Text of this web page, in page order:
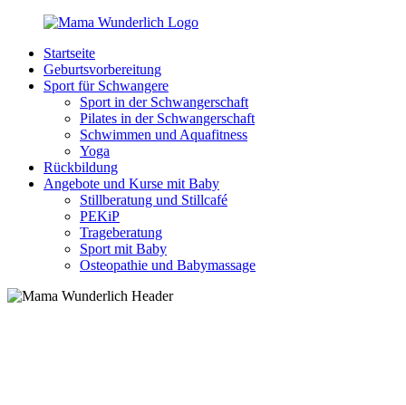
Zurück
Inhalt
MamaWunderlich.de
Mutti
sein
wunderbar!
Startseite
Geburtsvorbereitung
Sport für Schwangere
Sport in der Schwangerschaft
Pilates in der Schwangerschaft
Schwimmen und Aquafitness
Yoga
Rückbildung
Angebote und Kurse mit Baby
Stillberatung und Stillcafé
PEKiP
Trageberatung
Sport mit Baby
Osteopathie und Babymassage